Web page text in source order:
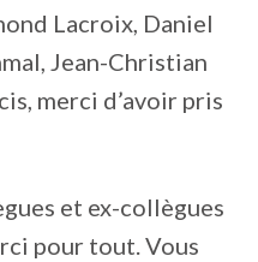
Lacroix, Daniel
Jean-Christian
merci d’avoir pris
et ex-collègues
pour tout. Vous